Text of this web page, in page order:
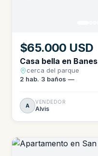
$65.000 USD
Casa bella en Banes
cerca del parque
2 hab.·3 baños·—
A
VENDEDOR
Alvis